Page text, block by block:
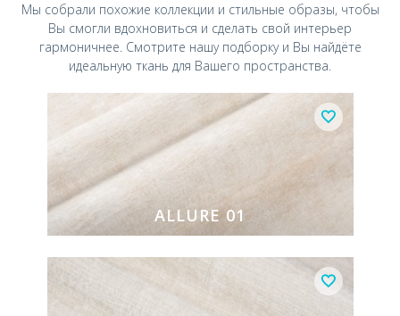
Мы собрали похожие коллекции и стильные образы, чтобы
Вы смогли вдохновиться и сделать свой интерьер
гармоничнее. Смотрите нашу подборку и Вы найдёте
идеальную ткань для Вашего пространства.
ALLURE 01